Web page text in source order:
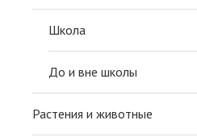
Школа
До и вне школы
Растения и животные